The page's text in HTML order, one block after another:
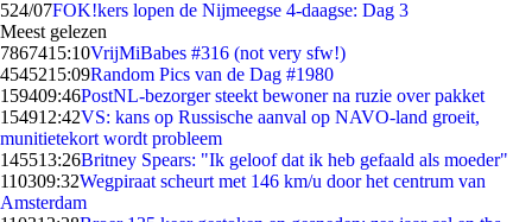
524/07FOK!kers lopen de Nijmeegse 4-daagse: Dag 3
Meest gelezen
7867415:10VrijMiBabes #316 (not very sfw!)
4545215:09Random Pics van de Dag #1980
159409:46PostNL-bezorger steekt bewoner na ruzie over pakket
154912:42VS: kans op Russische aanval op NAVO-land groeit,
munitietekort wordt probleem
145513:26Britney Spears: "Ik geloof dat ik heb gefaald als moeder"
110309:32Wegpiraat scheurt met 146 km/u door het centrum van
Amsterdam